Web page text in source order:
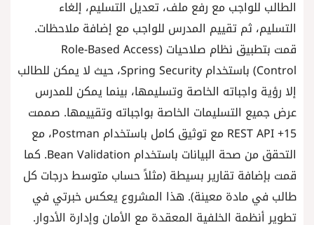
الطالب للواجب مع رفع ملف، تعديل التسليم، إلغاء
التسليم، ثم تقييم المدرس للواجب مع إضافة ملاحظات.
قمت بتطبيق نظام صلاحيات (Role-Based Access
Control) باستخدام Spring Security، حيث لا يمكن للطالب
إلا رؤية واجباته الخاصة وتسليمها، بينما يمكن للمدرس
عرض جميع التسليمات الخاصة بواجباته وتقييمها. صممت
15+ REST API مع توثيق كامل باستخدام Postman، مع
التحقق من صحة البيانات باستخدام Bean Validation. كما
قمت بإضافة تقارير بسيطة (مثلاً حساب متوسط درجات كل
طالب في مادة معينة). هذا المشروع يعكس خبرتي في
تطوير أنظمة الخلفية المعقدة مع الأمان وإدارة الأدوار.